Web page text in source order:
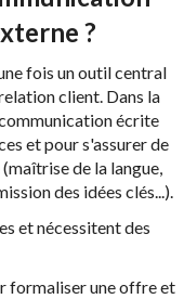
?
fois un outil central
client. Dans la
écrite
et pour s'assurer de
de la langue,
des idées clés...).
et nécessitent des
formaliser une offre et